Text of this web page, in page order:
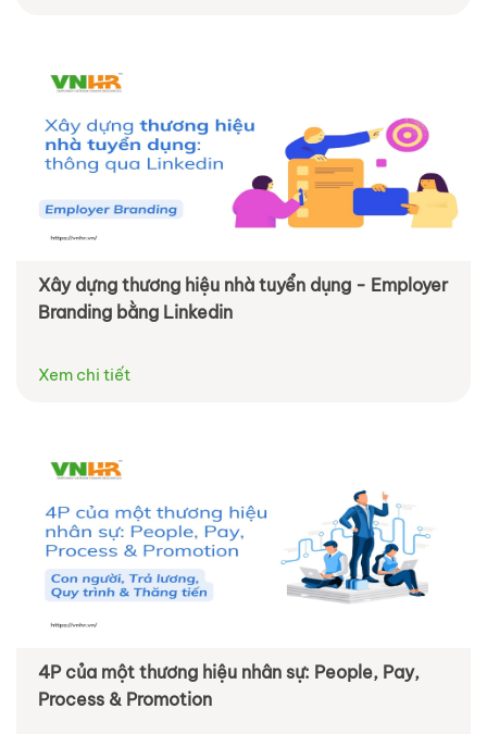
Xây dựng thương hiệu nhà tuyển dụng - Employer
Branding bằng Linkedin
Xem chi tiết
4P của một thương hiệu nhân sự: People, Pay,
Process & Promotion